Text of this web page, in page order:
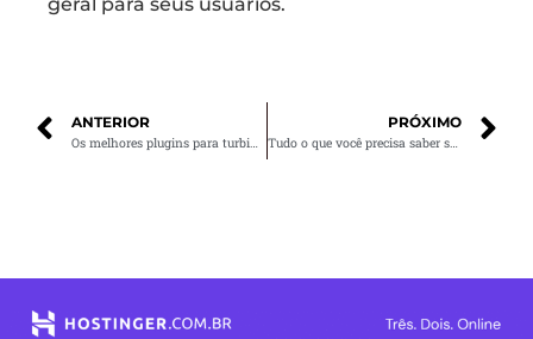
ANTERIOR PRÓXIMO
Tudo o que você precisa saber sobre UX/UI para sites